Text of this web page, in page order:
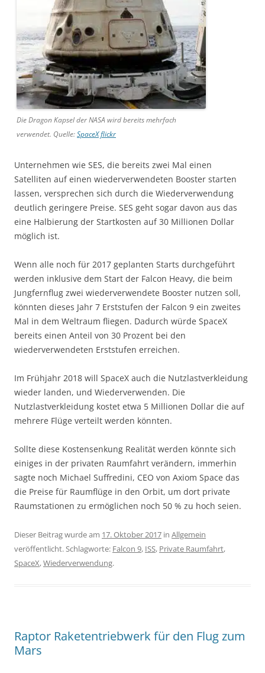
Die Dragon Kapsel der NASA wird bereits mehrfach
verwendet. Quelle:SpaceX flickr
Unternehmen wie SES, die bereits zwei Mal einen
Satelliten auf einen wiederverwendeten Booster starten
lassen, versprechen sich durch die Wiederverwendung
deutlich geringere Preise. SES geht sogar davon aus das
eine Halbierung der Startkosten auf 30 Millionen Dollar
möglich ist.
Wenn alle noch für 2017 geplanten Starts durchgeführt
werden inklusive dem Start der Falcon Heavy, die beim
Jungfernflug zwei wiederverwendete Booster nutzen soll,
könnten dieses Jahr 7 Erststufen der Falcon 9 ein zweites
Mal in dem Weltraum fliegen. Dadurch würde SpaceX
bereits einen Anteil von 30 Prozent bei den
wiederverwendeten Erststufen erreichen.
Im Frühjahr 2018 will SpaceX auch die Nutzlastverkleidung
wieder landen, und Wiederverwenden. Die
Nutzlastverkleidung kostet etwa 5 Millionen Dollar die auf
mehrere Flüge verteilt werden könnten.
Sollte diese Kostensenkung Realität werden könnte sich
einiges in der privaten Raumfahrt verändern, immerhin
sagte noch Michael Suffredini, CEO von Axiom Space das
die Preise für Raumflüge in den Orbit, um dort private
Raumstationen zu ermöglichen noch 50 % zu hoch seien.
Dieser Beitrag wurde am 17. Oktober 2017 in Allgemein
veröffentlicht. Schlagworte: Falcon 9, ISS, Private Raumfahrt,
SpaceX,Wiederverwendung.
Raptor Raketentriebwerk für den Flug zum
Mars